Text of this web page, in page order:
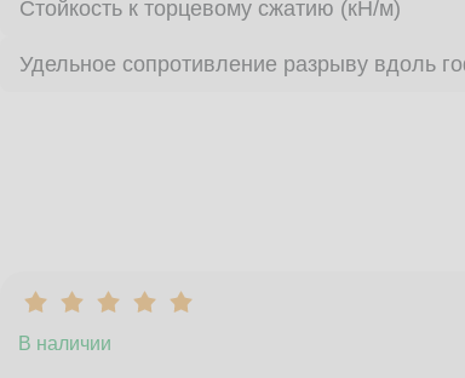
Стойкость к торцевому сжатию (кН/м)
Удельное сопротивление разрыву вдоль
В наличии